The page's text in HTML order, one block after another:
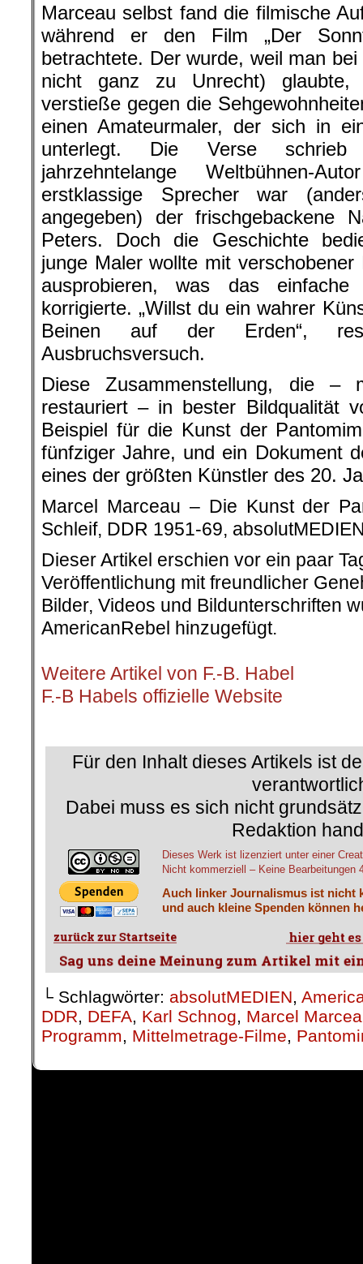
Marceau selbst fand die filmische
während er den Film „Der
betrachtete. Der wurde, weil man
nicht ganz zu Unrecht) glaubte,
verstieße gegen die
einen Amateurmaler, der sich in
unterlegt. Die Verse
jahrzehntelange Weltbühnen-
erstklassige Sprecher war
angegeben) der frischgebackene
Peters. Doch die Geschichte
junge Maler wollte mit
ausprobieren, was das
korrigierte. „Willst du ein wahrer
Beinen auf der Erden“,
Ausbruchsversuch.
Diese Zusammenstellung, die –
restauriert – in bester Bildqualität
Beispiel für die Kunst der
fünfziger Jahre, und ein Dokument
eines der größten Künstler des 20.
Marcel Marceau – Die Kunst der
Schleif, DDR 1951-69,
Dieser Artikel erschien vor ein paar
Veröffentlichung mit freundlicher
Bilder, Videos und Bildunterschriften
AmericanRebel hinzugefügt.
Weitere Artikel von F.-B. Habel
F.-B Habels offizielle Website
Für den Inhalt dieses Artikels ist
Dabei muss es sich nicht
Redaktion
Dieses Werk ist lizenziert unter einer
Nicht kommerziell – Keine Bearbeitungen
Auch linker Journalismus ist nicht
und auch kleine Spenden können
└ Schlagwörter: absolutMEDIEN,
DDR, DEFA, Karl Schnog, Marcel
Programm, Mittelmetrage-Filme,